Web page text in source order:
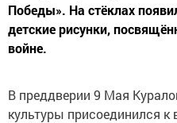
Победы». На стёклах
детские рисунки,
войне.
В преддверии 9 Мая
культуры присоединился к